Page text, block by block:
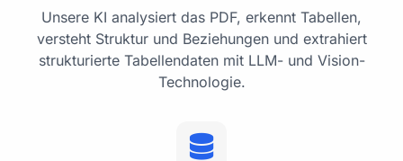
Unsere KI analysiert das PDF, erkennt Tabellen,
versteht Struktur und Beziehungen und extrahiert
strukturierte Tabellendaten mit LLM- und Vision-
Technologie.